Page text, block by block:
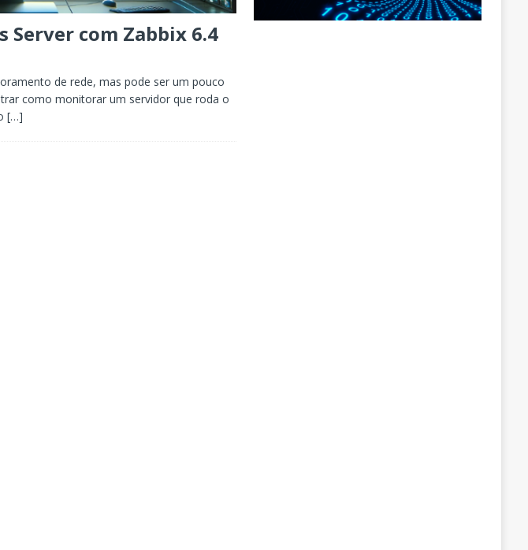
com Zabbix 6.4
de rede, mas pode ser um pouco
como monitorar um servidor que roda o
[…]